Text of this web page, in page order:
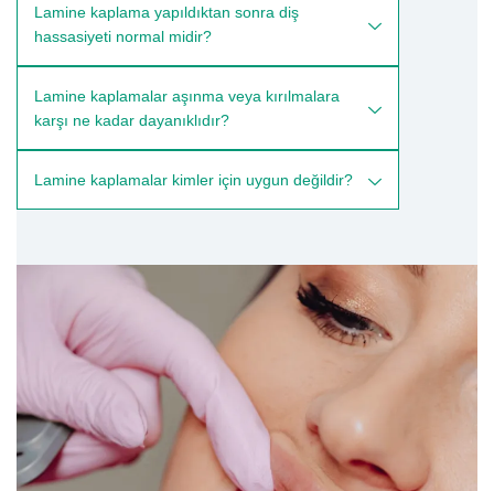
Lamine kaplama yapıldıktan sonra diş
hassasiyeti normal midir?
Lamine kaplamalar aşınma veya kırılmalara
karşı ne kadar dayanıklıdır?
Lamine kaplamalar kimler için uygun değildir?